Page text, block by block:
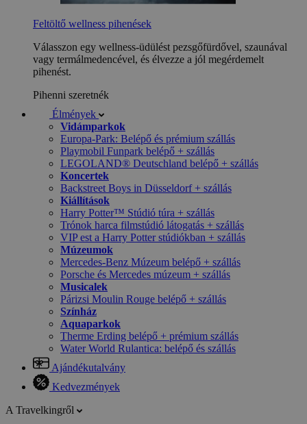
Feltöltő wellness pihenések
Válasszon egy wellness-üdülést pezsgőfürdővel, szaunával
vagy termálmedencével, és élvezze a jól megérdemelt
pihenést.
Pihenni szeretnék
Élmények
Vidámparkok
Europa-Park: Belépő és prémium szállás
Playmobil Funpark belépő + szállás
LEGOLAND® Deutschland belépő + szállás
Koncertek
Backstreet Boys in Düsseldorf + szállás
Kiállítások
Harry Potter™ Stúdió túra + szállás
Trónok harca filmstúdió látogatás + szállás
VIP est a Harry Potter stúdiókban + szállás
Múzeumok
Mercedes-Benz Múzeum belépő + szállás
Porsche és Mercedes múzeum + szállás
Musicalek
Párizsi Moulin Rouge belépő + szállás
Színház
Aquaparkok
Therme Erding belépő + prémium szállás
Water World Rulantica: belépő és szállás
Ajándékutalvány
Kedvezmények
A Travelkingről